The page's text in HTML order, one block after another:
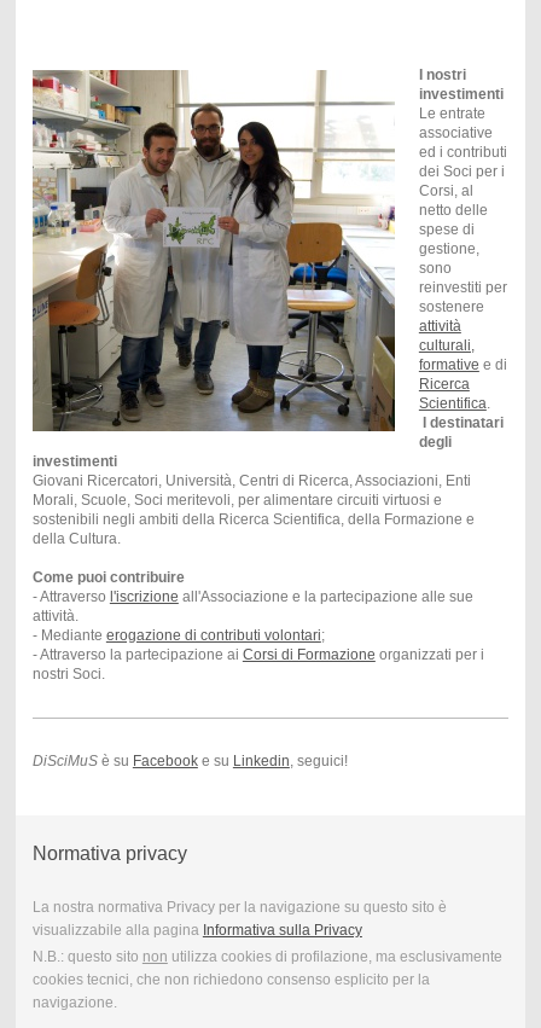
I nostri
investimenti
Le entrate
associative
ed i contributi
dei Soci per i
Corsi, al
netto delle
spese di
gestione,
sono
reinvestiti per
sostenere
attività
culturali,
formative e di
Ricerca
Scientifica
I destinatari
degli
investimenti
Giovani Ricercatori, Università, Centri di Ricerca, Associazioni, Enti
Morali, Scuole, Soci meritevoli, per alimentare circuiti virtuosi e
sostenibili negli ambiti della Ricerca Scientifica, della Formazione e
della Cultura.
Come puoi contribuire
- Attraverso l'iscrizione all'Associazione e la partecipazione alle sue
attività.
- Mediante erogazione di contributi volontari;
- Attraverso la partecipazione ai Corsi di Formazione organizzati per i
nostri Soci.
DiSciMuSè su Facebooke su Linkedin , seguici!
Normativa privacy
La nostra normativa Privacy per la navigazione su questo sito è
visualizzabile alla pagina Informativa sulla Privacy
N.B.: questo sito non utilizza cookies di profilazione, ma esclusivamente
cookies tecnici, che non richiedono consenso esplicito per la
navigazione.